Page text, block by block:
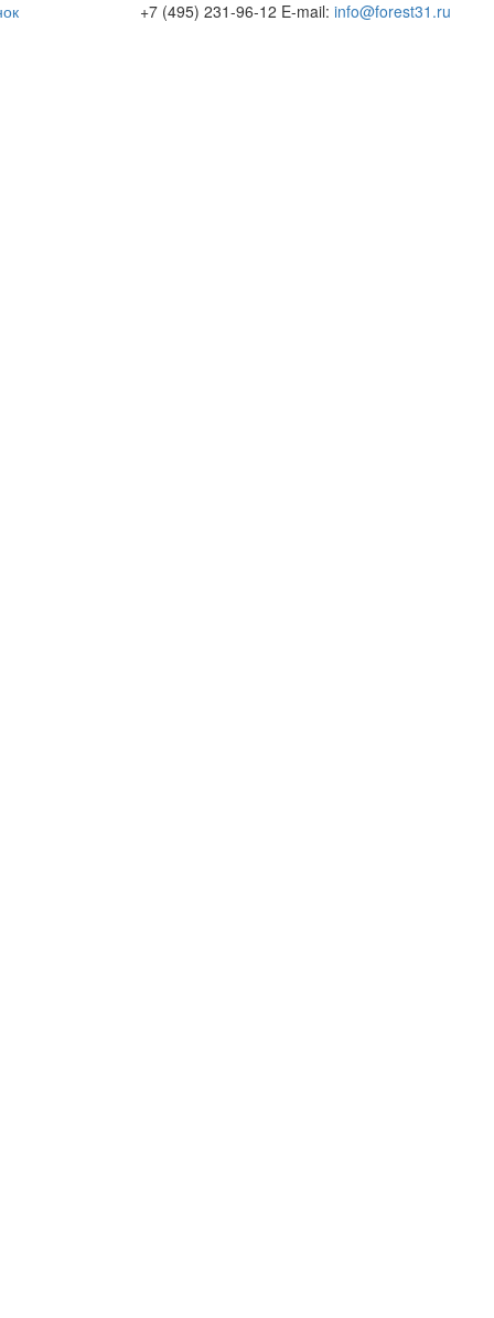
+7 (495) 231-96-12 E-mail: info@forest31.ru